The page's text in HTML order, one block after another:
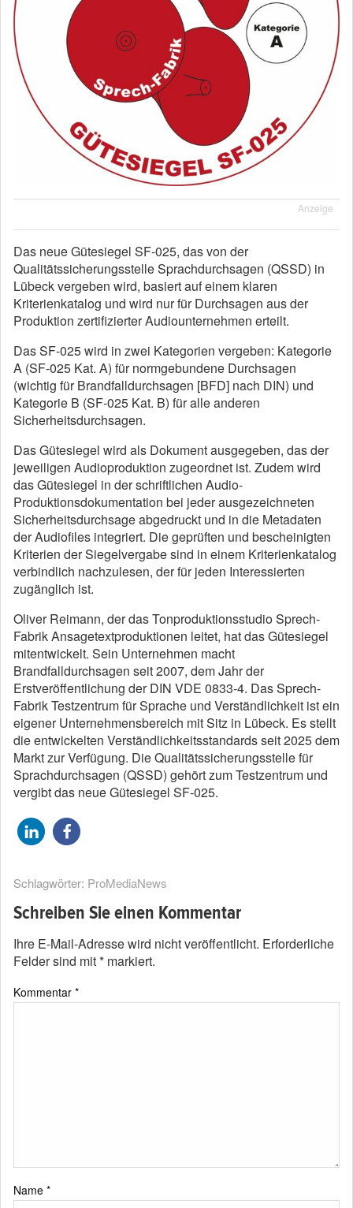
Anzeige
Das neue Gütesiegel SF-025, das von der
Qualitätssicherungsstelle Sprachdurchsagen (QSSD) in
Lübeck vergeben wird, basiert auf einem klaren
Kriterienkatalog und wird nur für Durchsagen aus der
Produktion zertifizierter Audiounternehmen erteilt.
Das SF-025 wird in zwei Kategorien vergeben: Kategorie
A (SF-025 Kat. A) für normgebundene Durchsagen
(wichtig für Brandfalldurchsagen [BFD] nach DIN) und
Kategorie B (SF-025 Kat. B) für alle anderen
Sicherheitsdurchsagen.
Das Gütesiegel wird als Dokument ausgegeben, das der
jeweiligen Audioproduktion zugeordnet ist. Zudem wird
das Gütesiegel in der schriftlichen Audio-
Produktionsdokumentation bei jeder ausgezeichneten
Sicherheitsdurchsage abgedruckt und in die Metadaten
der Audiofiles integriert. Die geprüften und bescheinigten
Kriterien der Siegelvergabe sind in einem Kriterienkatalog
verbindlich nachzulesen, der für jeden Interessierten
zugänglich ist.
Oliver Reimann, der das Tonproduktionsstudio Sprech-
Fabrik Ansagetextproduktionen leitet, hat das Gütesiegel
mitentwickelt. Sein Unternehmen macht
Brandfalldurchsagen seit 2007, dem Jahr der
Erstveröffentlichung der DIN VDE 0833-4. Das Sprech-
Fabrik Testzentrum für Sprache und Verständlichkeit ist ein
eigener Unternehmensbereich mit Sitz in Lübeck. Es stellt
die entwickelten Verständlichkeitsstandards seit 2025 dem
Markt zur Verfügung. Die Qualitätssicherungsstelle für
Sprachdurchsagen (QSSD) gehört zum Testzentrum und
vergibt das neue Gütesiegel SF-025.
Schlagwörter: ProMediaNews
Schreiben Sie einen Kommentar
Ihre E-Mail-Adresse wird nicht veröffentlicht. Erforderliche
Felder sind mit* markiert.
Kommentar *
Name *